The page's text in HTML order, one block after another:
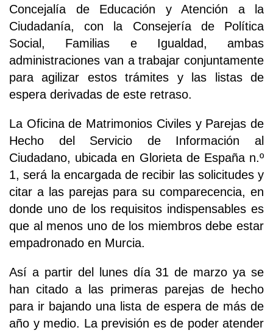
Concejalía de Educación y Atención a la
Ciudadanía, con la Consejería de Política
Social, Familias e Igualdad, ambas
administraciones van a trabajar conjuntamente
para agilizar estos trámites y las listas de
espera derivadas de este retraso.
La Oficina de Matrimonios Civiles y Parejas de
Hecho del Servicio de Información al
Ciudadano, ubicada en Glorieta de España n.º
1, será la encargada de recibir las solicitudes y
citar a las parejas para su comparecencia, en
donde uno de los requisitos indispensables es
que al menos uno de los miembros debe estar
empadronado en Murcia.
Así a partir del lunes día 31 de marzo ya se
han citado a las primeras parejas de hecho
para ir bajando una lista de espera de más de
año y medio. La previsión es de poder atender